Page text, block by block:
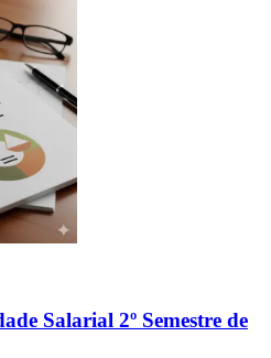
Salarial 2º Semestre de